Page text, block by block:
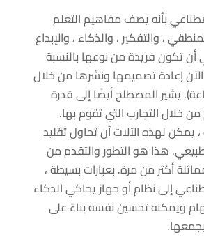
بأنه يصف مفاهيم التعلم
، والتفكير ، والذكاء ، والإبداع
أن تكون فريدة من نوعها بالنسبة
إعادة تصميمها ونشرها من خلال
يشير المصطلح أيضًا إلى قدرة
من خلال التجارب التي تقوم بها.
يمكن لهذه الآلات أن تحاول تقليد
هذا هو التطور والتقدم من
أكثر من مرة. بعبارات بسيطة ،
إلى نظام أو جهاز يحاكي الذكاء
ويمكنه تحسين نفسه بناءً على